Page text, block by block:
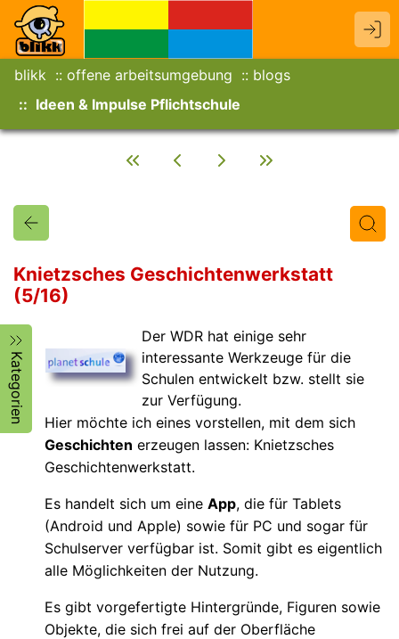
blikk offene arbeitsumgebung
blogs
Ideen & Impulse Pflichtschule
Knietzsches Geschichtenwerkstatt
(5/16)
Kategorien
Der WDR hat einige sehr
interessante Werkzeuge für die
Schulen entwickelt bzw. stellt sie
zur Verfügung.
Hier möchte ich eines vorstellen, mit dem sich
Geschichten erzeugen lassen: Knietzsches
Geschichtenwerkstatt.
Es handelt sich um eine App, die für Tablets
(Android und Apple) sowie für PC und sogar für
Schulserver verfügbar ist. Somit gibt es eigentlich
alle Möglichkeiten der Nutzung.
Es gibt vorgefertigte Hintergründe, Figuren sowie
Objekte, die sich frei auf der Oberfläche